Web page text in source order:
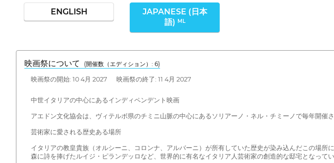
ENGLISH
JAPANESE (日本
語) ML
映画祭について (開催数（エディション）: 6)
映画祭の開始: 10 4月 2027 映画祭の終了: 11 4月 2027
中世イタリアの中心にあるインディペンデント映画
アエドン文化協会は、ヴィテルボ県のチミニ山脈の中心にあるソリアーノ・ネル・チミーノで毎年開催
芸術家に愛される歴史ある場所
イタリアの教皇貴族（オルシーニ、コロンナ、アルバーニ）が所有していた歴史が染み込んだこの場
森に詩を捧げたルイジ・ピランデッロなど、世界的に有名なイタリア人芸術家の創造的な邸宅となって